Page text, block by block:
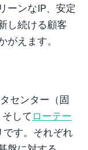
ーンなIP、安定
し続ける顧客
がえます。
センター（固
して ローテー
です。それぞれ